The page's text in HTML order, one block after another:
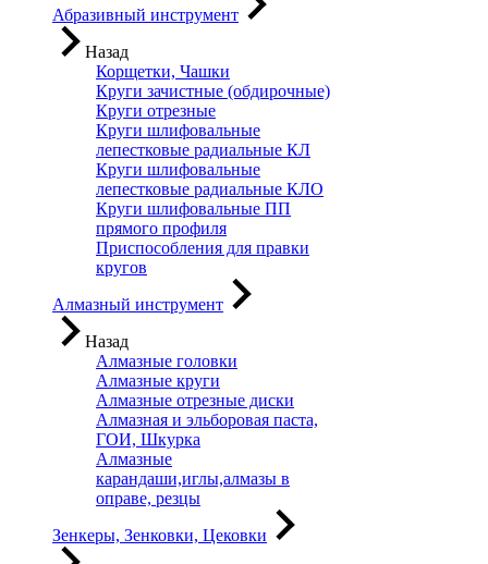
Абразивный инструмент
Назад
Корщетки, Чашки
Круги зачистные (обдирочные)
Круги отрезные
Круги шлифовальные
лепестковые радиальные КЛ
Круги шлифовальные
лепестковые радиальные КЛО
Круги шлифовальные ПП
прямого профиля
Приспособления для правки
кругов
Алмазный инструмент
Назад
Алмазные головки
Алмазные круги
Алмазные отрезные диски
Алмазная и эльборовая паста,
ГОИ, Шкурка
Алмазные
карандаши,иглы,алмазы в
оправе, резцы
Зенкеры, Зенковки, Цековки